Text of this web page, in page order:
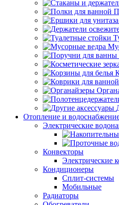
Отопление и
Электрические
Конвекторы
Электрические
Кондиционеры
Сплит-системы
Мобильные
Радиаторы